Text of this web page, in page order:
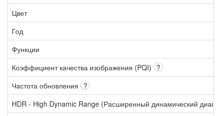
Цвет
Год
Функции
Коэффициент качества изображения (PQI) ?
Частота обновления ?
HDR - High Dynamic Range (Расширенный динамический